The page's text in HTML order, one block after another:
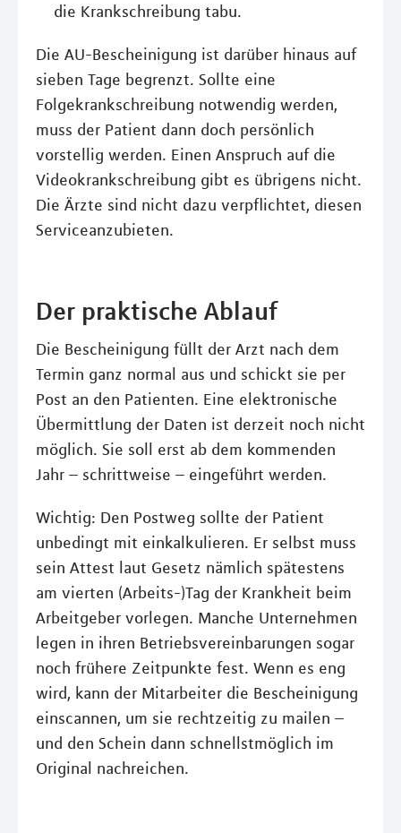
die Krankschreibung tabu.
Die AU-Bescheinigung ist darüber hinaus auf
sieben Tage begrenzt. Sollte eine
Folgekrankschreibung notwendig werden,
muss der Patient dann doch persönlich
vorstellig werden. Einen Anspruch auf die
Videokrankschreibung gibt es übrigens nicht.
Die Ärzte sind nicht dazu verpflichtet, diesen
Serviceanzubieten.
Der praktische Ablauf
Die Bescheinigung füllt der Arzt nach dem
Termin ganz normal aus und schickt sie per
Post an den Patienten. Eine elektronische
Übermittlung der Daten ist derzeit noch nicht
möglich. Sie soll erst ab dem kommenden
Jahr – schrittweise – eingeführt werden.
Wichtig: Den Postweg sollte der Patient
unbedingt mit einkalkulieren. Er selbst muss
sein Attest laut Gesetz nämlich spätestens
am vierten (Arbeits-)Tag der Krankheit beim
Arbeitgeber vorlegen. Manche Unternehmen
legen in ihren Betriebsvereinbarungen sogar
noch frühere Zeitpunkte fest. Wenn es eng
wird, kann der Mitarbeiter die Bescheinigung
einscannen, um sie rechtzeitig zu mailen –
und den Schein dann schnellstmöglich im
Original nachreichen.